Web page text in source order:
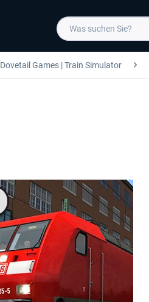
Dovetail Games | Train Simulator